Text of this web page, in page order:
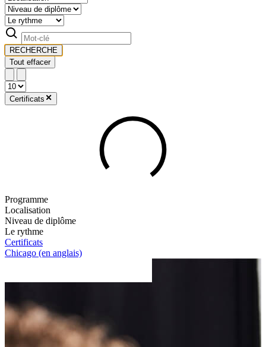
RECHERCHE
Tout effacer
Certificats
Programme
Localisation
Niveau de diplôme
Le rythme
Certificats
Chicago (en anglais)